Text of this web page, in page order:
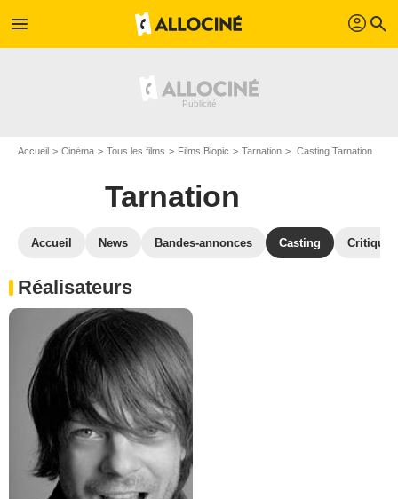
menu profil search
Accueil Cinéma Tous les films Films Biopic Tarnation Casting Tarnation
Tarnation
Accueil News Bandes-annonces Casting
Réalisateurs